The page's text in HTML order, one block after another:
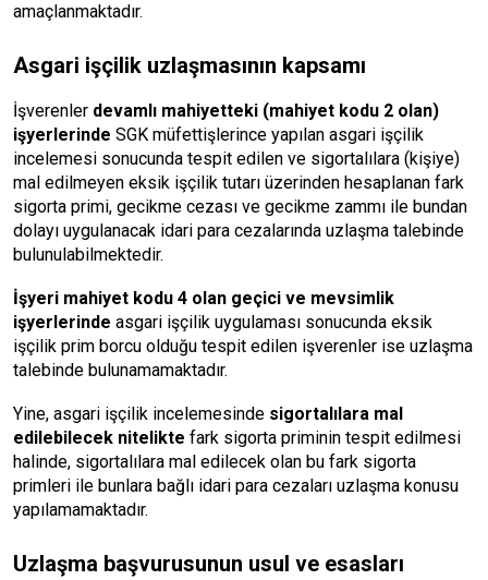
amaçlanmaktadır.
Asgari işçilik uzlaşmasının kapsamı
İşverenler devamlı mahiyetteki (mahiyet kodu 2 olan)
işyerlerinde SGK müfettişlerince yapılan asgari işçilik
incelemesi sonucunda tespit edilen ve sigortalılara (kişiye)
mal edilmeyen eksik işçilik tutarı üzerinden hesaplanan fark
sigorta primi, gecikme cezası ve gecikme zammı ile bundan
dolayı uygulanacak idari para cezalarında uzlaşma talebinde
bulunulabilmektedir.
İşyeri mahiyet kodu 4 olan geçici ve mevsimlik
işyerlerinde asgari işçilik uygulaması sonucunda eksik
işçilik prim borcu olduğu tespit edilen işverenler ise uzlaşma
talebinde bulunamamaktadır.
Yine, asgari işçilik incelemesinde sigortalılara mal
edilebilecek nitelikte fark sigorta priminin tespit edilmesi
halinde, sigortalılara mal edilecek olan bu fark sigorta
primleri ile bunlara bağlı idari para cezaları uzlaşma konusu
yapılamamaktadır.
Uzlaşma başvurusunun usul ve esasları